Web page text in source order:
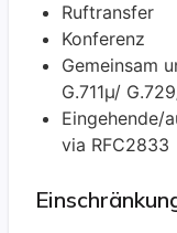
Ruftransfer
Konferenz
Gemeinsam
G.711µ/
Eingehende/
via RFC2833